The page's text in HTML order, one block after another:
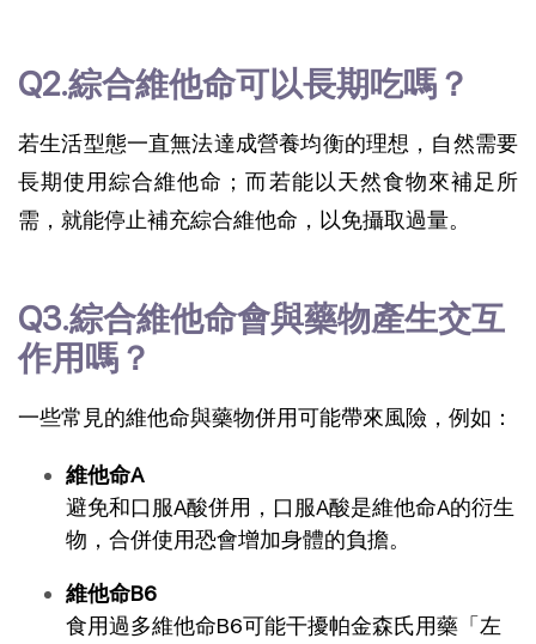
Q2.綜合維他命可以長期吃嗎？
若生活型態一直無法達成營養均衡的理想，自然需要
長期使用綜合維他命；而若能以天然食物來補足所
需，就能停止補充綜合維他命，以免攝取過量。
Q3.綜合維他命會與藥物產生交互
作用嗎？
一些常見的維他命與藥物併用可能帶來風險，例如：
維他命A
避免和口服A酸併用，口服A酸是維他命A的衍生
物，合併使用恐會增加身體的負擔。
維他命B6
食用過多維他命B6可能干擾帕金森氏用藥「左